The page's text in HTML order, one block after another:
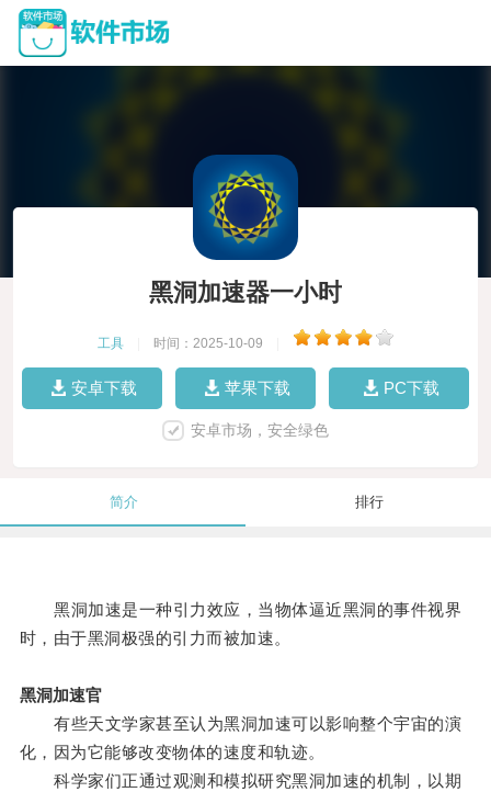
黑洞加速器一小时
工具 时间：2025-10-09
安卓下载 苹果下载 PC下载
安卓市场，安全绿色
简介 排行
黑洞加速是一种引力效应，当物体逼近黑洞的事件视界
时，由于黑洞极强的引力而被加速。
黑洞加速官
有些天文学家甚至认为黑洞加速可以影响整个宇宙的演
化，因为它能够改变物体的速度和轨迹。
科学家们正通过观测和模拟研究黑洞加速的机制，以期